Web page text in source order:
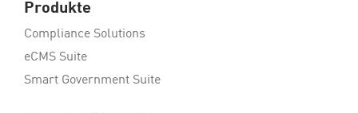
Produkte
Compliance Solutions
eCMS Suite
Smart Government Suite